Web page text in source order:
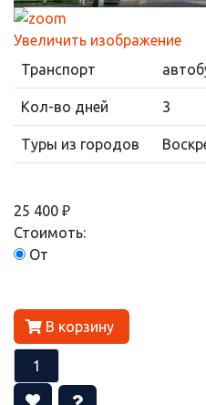
Увеличить изображение
Транспорт
Кол-во дней 3
Туры из городов
25 400 ₽
Стоимоть:
От
В корзину